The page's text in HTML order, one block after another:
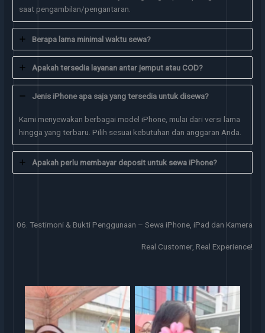
saat pengambilan/pengantaran.
Berapa lama minimal waktu sewa?
Apakah tersedia layanan antar jemput atau COD?
Jenis iPhone apa saja yang tersedia untuk disewa?
Kami menyewakan berbagai model iPhone, mulai dari versi lama
hingga yang terbaru. Pilih sesuai kebutuhan dan anggaran Anda.
Apakah perlu membayar deposit untuk sewa iPhone?
06. Testimoni & Bukti Penggunaan – Sewa iPhone, iPad dan Kamera
Real Customer, Real Experience!